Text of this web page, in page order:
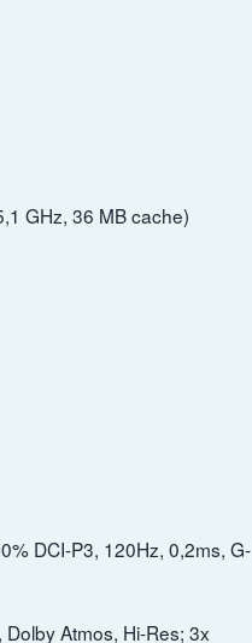
GHz, 36 MB cache)
DCI-P3, 120Hz, 0,2ms, G-
Atmos, Hi-Res; 3x